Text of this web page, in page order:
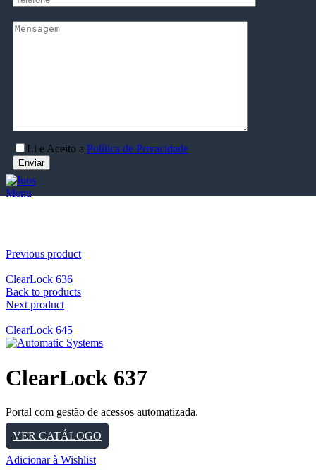
Li e Aceito a Política de Privacidade
Menu
Previous product
ClearLock 636
Back to products
Next product
ClearLock 645
ClearLock 637
Portal com gestão de acessos automatizada.
VER CATÁLOGO
Adicionar à Wishlist